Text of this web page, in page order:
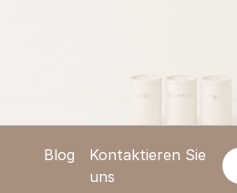
Blog
Kontaktieren Sie
uns